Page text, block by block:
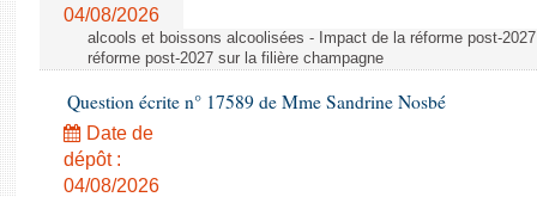
04/08/2026
alcools et boissons alcoolisées - Impact de la réforme post-
réforme post-2027 sur la filière champagne
Question écrite n° 17589 de Mme Sandrine Nosbé
Date de
dépôt :
04/08/2026